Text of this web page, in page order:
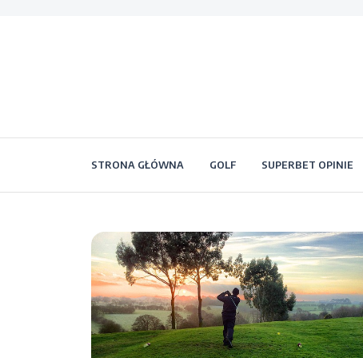
STRONA GŁÓWNA GOLF SUPERBET OPINIE